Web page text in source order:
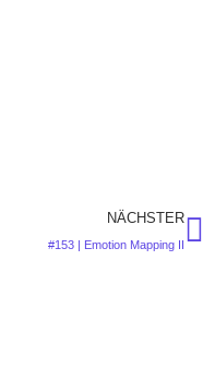
NÄCHSTER
#153 | Emotion Mapping II